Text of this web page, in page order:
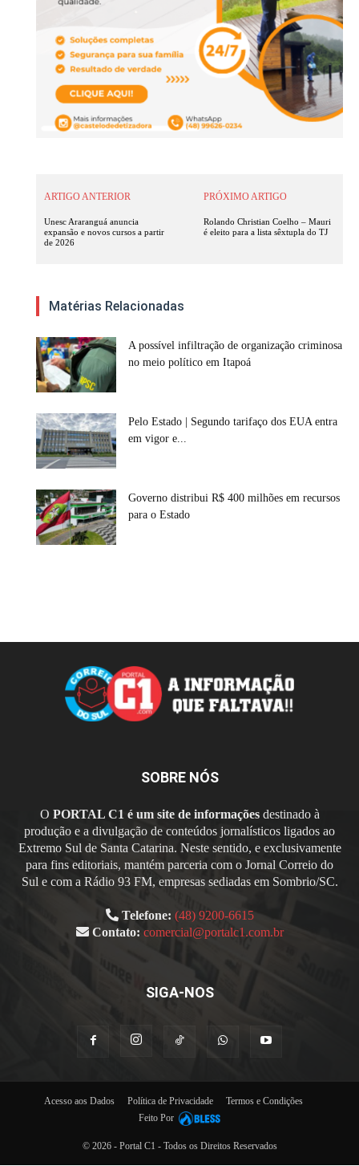
ARTIGO ANTERIOR
Unesc Araranguá anuncia
expansão e novos cursos a partir
de 2026
PRÓXIMO ARTIGO
Rolando Christian Coelho – Mauri
é eleito para a lista sêxtupla do TJ
Matérias Relacionadas
A possível infiltração de organização criminosa
no meio político em Itapoá
Pelo Estado | Segundo tarifaço dos EUA entra
em vigor e...
Governo distribui R$ 400 milhões em recursos
para o Estado
SOBRE NÓS
O PORTAL C1 é um site de informaçõesdestinado à
produção e a divulgação de conteúdos jornalísticos ligados ao
Extremo Sul de Santa Catarina. Neste sentido, e exclusivamente
para fins editoriais, mantém parceria com o Jornal Correio do
Sul e com a Rádio 93 FM, empresas sediadas em Sombrio/SC.
Telefone: (48) 9200-6615
Contato: comercial@portalc1.com.br
SIGA-NOS
Acesso aos Dados Política de Privacidade
Termos e Condições
Feito Por
© 2026 - Portal C1 - Todos os Direitos Reservados